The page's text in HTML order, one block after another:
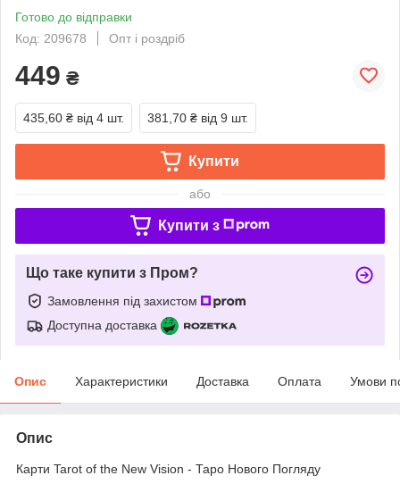
Готово до відправки
Код: 209678
Опт і роздріб
449 ₴
435,60 ₴ від 4 шт. 381,70 ₴ від 9 шт.
Купити
або
Купити з
Що таке купити з Пром?
Замовлення під захистом
Доступна доставка
Опис Характеристики Доставка Оплата Умови
Опис
Карти Tarot of the New Vision - Таро Нового Погляду